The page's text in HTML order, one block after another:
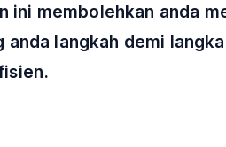
membolehkan anda
langkah demi